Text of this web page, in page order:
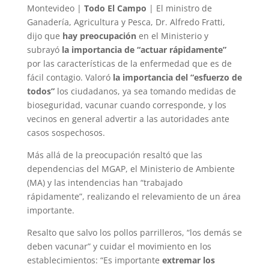
Montevideo | Todo El Campo | El ministro de
Ganadería, Agricultura y Pesca, Dr. Alfredo Fratti,
dijo que hay preocupaciónen el Ministerio y
subrayó la importancia de “actuar rápidamente”
por las características de la enfermedad que es de
fácil contagio. Valoró la importancia del “esfuerzo de
todos”los ciudadanos, ya sea tomando medidas de
bioseguridad, vacunar cuando corresponde, y los
vecinos en general advertir a las autoridades ante
casos sospechosos.
Más allá de la preocupación resaltó que las
dependencias del MGAP, el Ministerio de Ambiente
(MA) y las intendencias han “trabajado
rápidamente”, realizando el relevamiento de un área
importante.
Resalto que salvo los pollos parrilleros, “los demás se
deben vacunar” y cuidar el movimiento en los
establecimientos: “Es importante extremar los